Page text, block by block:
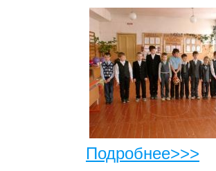
Подробнее>>>